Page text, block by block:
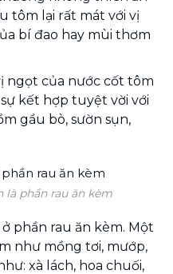
tôm lại rất mát với vị
bí đao hay mùi thơm
ngọt của nước cốt tôm
kết hợp tuyệt vời với
gầu bò, sườn sụn,
là phần rau ăn kèm
phần rau ăn kèm. Một
như mồng tơi, mướp,
xà lách, hoa chuối,